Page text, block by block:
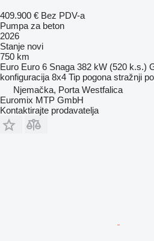
409.900 € Bez PDV-a
Pumpa za beton
2026
Stanje novi
750 km
Euro Euro 6 Snaga 382 kW (520 k.s.)
konfiguracija 8x4 Tip pogona stražnji
Njemačka, Porta Westfalica
Euromix MTP GmbH
Kontaktirajte prodavatelja